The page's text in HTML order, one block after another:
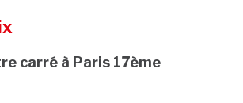
carré à Paris 17ème